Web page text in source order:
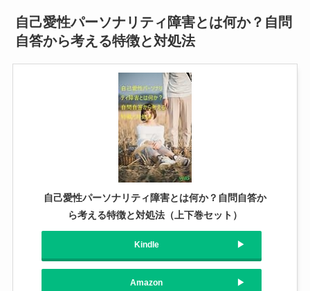
自己愛性パーソナリティ障害とは何か？自問
自答から考える特徴と対処法
自己愛性パーソナリティ障害とは何か？自問自答か
ら考える特徴と対処法（上下巻セット）
Kindle
Amazon